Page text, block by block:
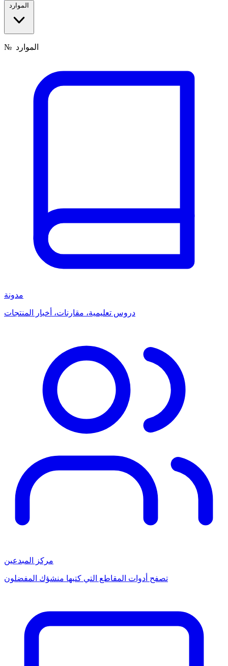
الموارد
№ الموارد
مدونة
دروس تعليمية، مقارنات، أخبار المنتجات
مركز المبدعين
تصفح أدوات المقاطع التي كتبها منشؤك المفضلون